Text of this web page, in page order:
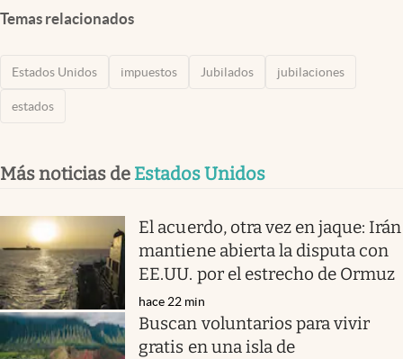
Temas relacionados
Estados Unidos impuestos Jubilados jubilaciones
estados
Más noticias de Estados Unidos
El acuerdo, otra vez en jaque: Irán
mantiene abierta la disputa con
EE.UU. por el estrecho de Ormuz
hace 22 min
Buscan voluntarios para vivir
gratis en una isla de